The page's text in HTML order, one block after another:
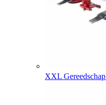
XXL Gereedschap